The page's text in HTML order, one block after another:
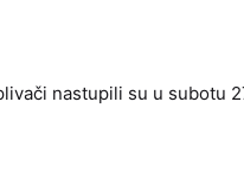
nastupili su u subotu